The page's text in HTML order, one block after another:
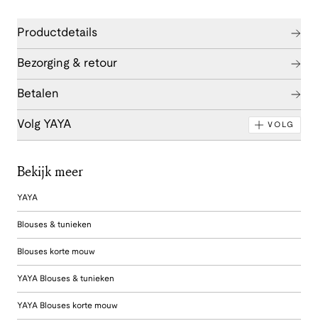
Productdetails
Bezorging & retour
Betalen
Volg YAYA VOLG
Bekijk meer
YAYA
Blouses & tunieken
Blouses korte mouw
YAYA Blouses & tunieken
YAYA Blouses korte mouw